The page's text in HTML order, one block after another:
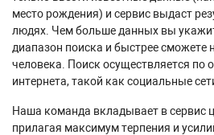
место рождения) и сервис выдаст
людях. Чем больше данных вы
диапазон поиска и быстрее сможете
человека. Поиск осуществляется по
интернета, такой как социальные
Наша команда вкладывает в сервис
прилагая максимум терпения и